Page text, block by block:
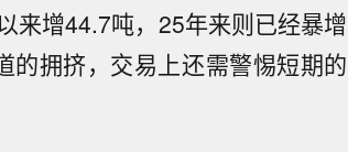
来增44.7吨，25年来则已经暴增
的拥挤，交易上还需警惕短期的